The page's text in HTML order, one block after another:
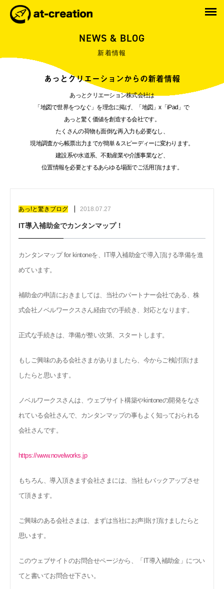
NEWS & BLOG
新着情報
あっとクリエーションからの新着情報
あっとクリエーション株式会社は
「地図で世界をつなぐ」を理念に掲げ、「地図」x「iPad」で
あっと驚く価値を創造する会社です。
たくさんの荷物も面倒な再入力も必要なし、
現地調査から帳票出力までが簡単＆スピーディーに変わります。
建設系や水道系、不動産業や介護事業など、
位置情報を必要とするあらゆる場面でご活用頂けます。
あっ!と驚きブログ 2018.07.27
IT導入補助金でカンタンマップ！
カンタンマップfor kintoneを、 IT導入補助金で導入頂ける準備を進
めています。
補助金の申請におきましては、当社のパートナー会社である、株
式会社ノベルワークスさん経由での手続き、対応となります。
正式な手続きは、準備が整い次第、スタートします。
もしご興味のある会社さまがありましたら、今からご検討頂けま
したらと思います。
ノベルワークスさんは、ウェブサイト構築やkintoneの開発をなさ
れている会社さんで、カンタンマップの事もよく知っておられる
会社さんです。
https://www.novelworks.jp
もちろん、導入頂きます会社さまには、当社もバックアップさせ
て頂きます。
ご興味のある会社さまは、まずは当社にお声掛け頂けましたらと
思います。
このウェブサイトのお問合せページから、「 IT導入補助金」につい
てと書いてお問合せ下さい。